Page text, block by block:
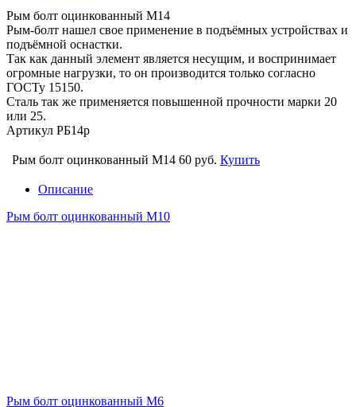
Рым болт оцинкованный М14
Рым-болт нашел свое применение в подъёмных устройствах и
подъёмной оснастки.
Так как данный элемент является несущим, и воспринимает
огромные нагрузки, то он производится только согласно
ГОСТу 15150.
Сталь так же применяется повышенной прочности марки 20
или 25.
Артикул РБ14р
Рым болт оцинкованный М14 60 руб. Купить
Описание
Рым болт оцинкованный М10
Рым болт оцинкованный М6